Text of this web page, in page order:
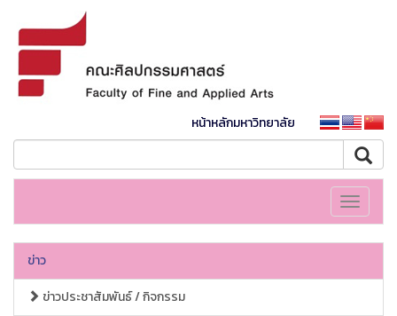
หน้าหลักมหาวิทยาลัย
Toggle
ข่าว
ข่าวประชาสัมพันธ์ / กิจกรรม